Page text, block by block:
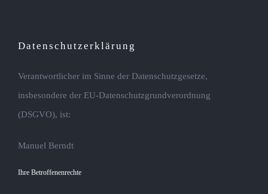
Datenschutzerklärung
Verantwortlicher im Sinne der Datenschutzgesetze,
insbesondere der EU-Datenschutzgrundverordnung
(DSGVO), ist:
Manuel Berndt
Ihre Betroffenenrechte